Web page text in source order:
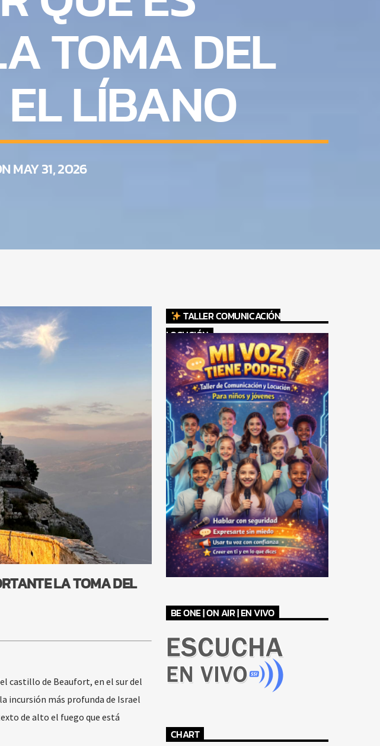
TOMA DEL
LÍBANO
MAY 31, 2026
LA TOMA DEL
castillo de Beaufort, en el sur del
incursión más profunda de Israel
de alto el fuego que está
TALLER COMUNICACIÓN
LOCUCIÓN
BE ONE | ON AIR | EN VIVO
CHART